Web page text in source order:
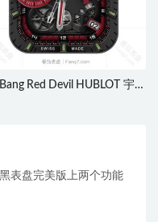
Red Devil HUBLOT 宇舶
表盘完美版上两个功能